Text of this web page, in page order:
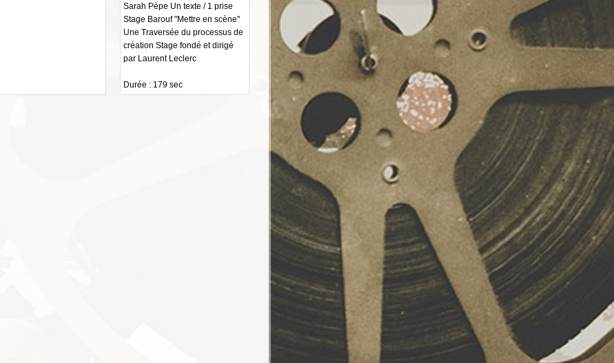
Sarah Pèpe Un texte / 1 prise
Stage Barouf "Mettre en scène"
Une Traversée du processus de
création Stage fondé et dirigé
par Laurent Leclerc
Durée : 179 sec